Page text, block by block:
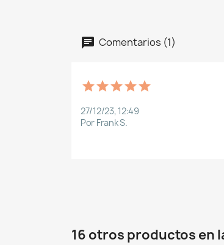
Comentarios (1)
27/12/23, 12:49
Por Frank S.
16 otros productos en